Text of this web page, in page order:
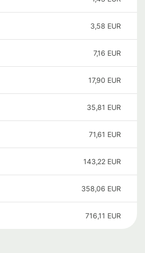
3,58 EUR
7,16 EUR
17,90 EUR
35,81 EUR
71,61 EUR
143,22 EUR
358,06 EUR
716,11 EUR